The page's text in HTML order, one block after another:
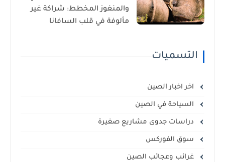
والمنغوز المخطط: شراكة غير
مألوفة في قلب السافانا
التسميات
اخر اخبار الصين
السياحة في الصين
دراسات جدوى مشاريع صغيرة
سوق الفوركس
غرائب وعجائب الصين